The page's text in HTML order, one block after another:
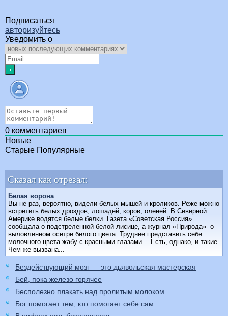
Подписаться
авторизуйтесь
Уведомить о
0 комментариев
Новые
Старые Популярные
Сказал как отрезал:
Белая ворона
Вы не раз, вероятно, видели белых мышей и кроликов. Реже можно
встретить белых дроздов, лошадей, коров, оленей. В Северной
Америке водятся белые белки. Газета «Советская Россия»
сообщала о подстреленной белой лисице, а журнал «Природа»- о
выловленном осетре белого цвета. Труднее представить себе
молочного цвета жабу с красными глазами… Есть, однако, и такие.
Чем же вызвана...
Бездействующий мозг — это дьявольская мастерская
Бей, пока железо горячее
Бесполезно плакать над пролитым молоком
Бог помогает тем, кто помогает себе сам